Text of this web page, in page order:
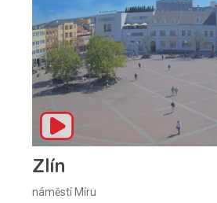
Zlín
náměstí Míru